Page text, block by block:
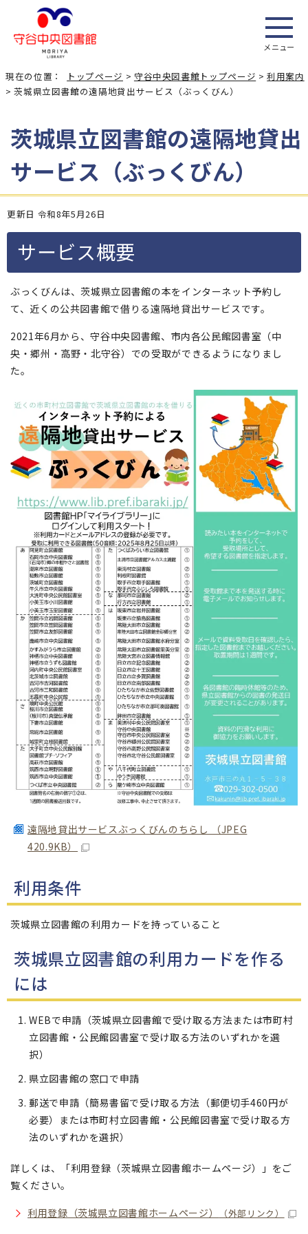
メニュー
現在の位置： トップページ > 守谷中央図書館トップページ >利用案内
> 茨城県立図書館の遠隔地貸出サービス（ぶっくびん）
茨城県立図書館の遠隔地貸出
サービス（ぶっくびん）
更新日 令和8年5月26日
サービス概要
ぶっくびんは、茨城県立図書館の本をインターネット予約し
て、近くの公共図書館で借りる遠隔地貸出サービスです。
2021年6月から、守谷中央図書館、市内各公民館図書室（中
央・郷州・高野・北守谷）での受取ができるようになりまし
た。
遠隔地貸出サービスぶっくびんのちらし （JPEG
420.9KB）
利用条件
茨城県立図書館の利用カードを持っていること
茨城県立図書館の利用カードを作る
には
WEBで申請（茨城県立図書館で受け取る方法または市町村
立図書館・公民館図書室で受け取る方法のいずれかを選
択）
県立図書館の窓口で申請
郵送で申請（簡易書留で受け取る方法（郵便切手460円が
必要）または市町村立図書館・公民館図書室で受け取る方
法のいずれかを選択）
詳しくは、「利用登録（茨城県立図書館ホームページ）」をご
覧ください。
利用登録（茨城県立図書館ホームページ）
（外部リンク）